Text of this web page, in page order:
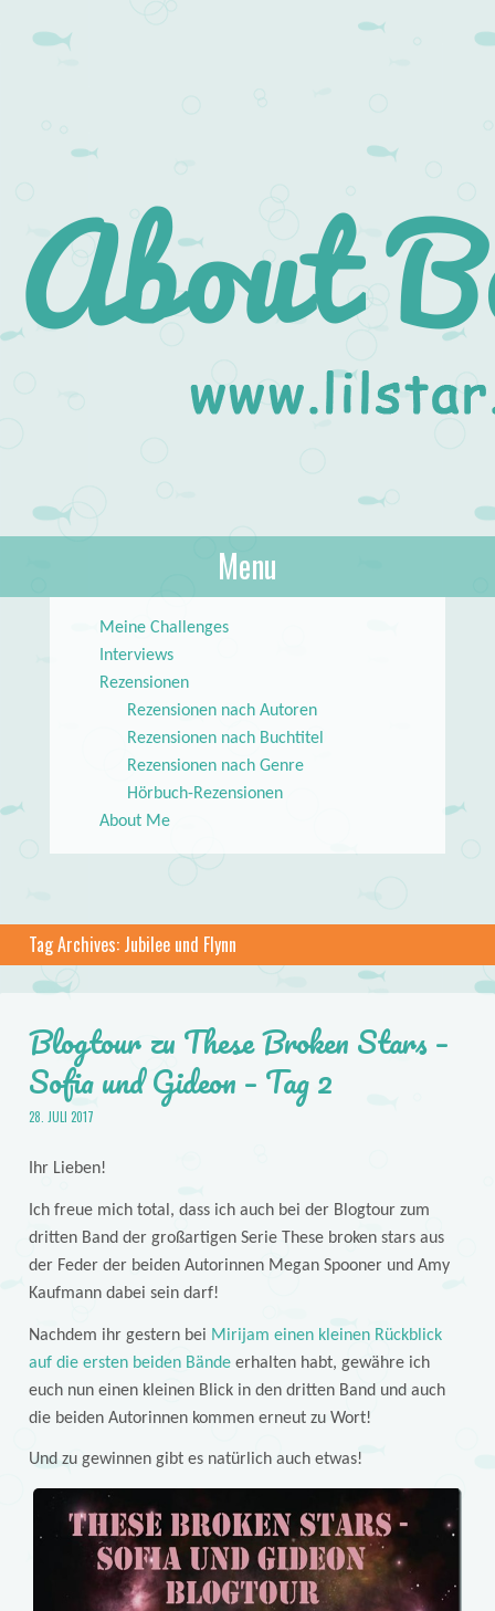
About Books
lilstar.de
Menu
Meine Challenges
Interviews
Rezensionen
Rezensionen nach Autoren
Rezensionen nach Buchtitel
Rezensionen nach Genre
Hörbuch-Rezensionen
About Me
Tag Archives: Jubilee und Flynn
Blogtour zu These Broken Stars –
Sofia und Gideon – Tag 2
28. JULI 2017
Ihr Lieben!
Ich freue mich total, dass ich auch bei der Blogtour zum
dritten Band der großartigen Serie These broken stars aus
der Feder der beiden Autorinnen Megan Spooner und Amy
Kaufmann dabei sein darf!
Nachdem ihr gestern bei Mirijam einen kleinen Rückblick
auf die ersten beiden Bändeerhalten habt, gewähre ich
euch nun einen kleinen Blick in den dritten Band und auch
die beiden Autorinnen kommen erneut zu Wort!
Und zu gewinnen gibt es natürlich auch etwas!